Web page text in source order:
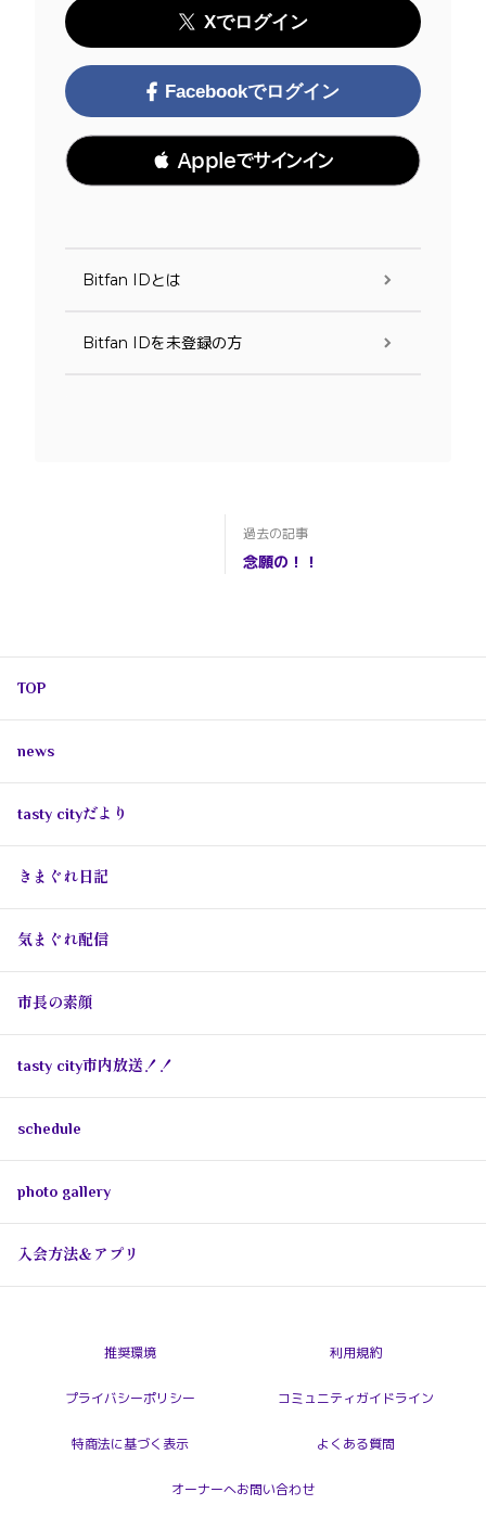
Xでログイン
Facebookでログイン
 Appleでサインイン
Bitfan IDとは
Bitfan IDを未登録の方
過去の記事
念願の！！
TOP
news
tasty cityだより
きまぐれ日記
気まぐれ配信
市長の素顔
tasty city市内放送！！
schedule
photo gallery
入会方法＆アプリ
推奨環境 利用規約
プライバシーポリシー コミュニティガイドライン
特商法に基づく表示 よくある質問
オーナーへお問い合わせ